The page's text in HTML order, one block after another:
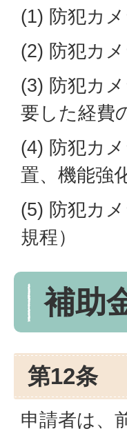
(1) 防犯カ
(2) 防犯カ
(3) 防犯カ
要した経費
(4) 防犯カ
置、機能強
(5) 防犯カ
規程）
補助
第12条
申請者は、